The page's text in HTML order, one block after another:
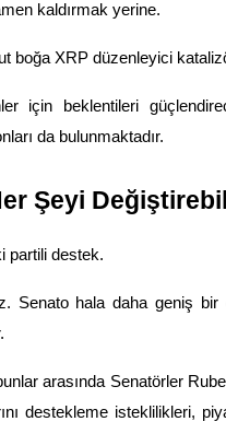
kaldırmak yerine.
XRP düzenleyici
için beklentileri
da bulunmaktadır.
Şeyi
partili destek.
Senato hala daha geniş
arasında Senatörler
destekleme isteklilikleri,